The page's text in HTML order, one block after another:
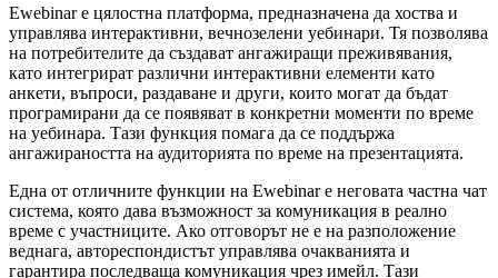
Ewebinar е цялостна платформа, предназначена да хоства и
управлява интерактивни, вечнозелени уебинари. Тя позволява
на потребителите да създават ангажиращи преживявания,
като интегрират различни интерактивни елементи като
анкети, въпроси, раздаване и други, които могат да бъдат
програмирани да се появяват в конкретни моменти по време
на уебинара. Тази функция помага да се поддържа
ангажираността на аудиторията по време на презентацията.
Една от отличните функции на Ewebinar е неговата частна чат
система, която дава възможност за комуникация в реално
време с участниците. Ако отговорът не е на разположение
веднага, автореспондистът управлява очакванията и
гарантира последваща комуникация чрез имейл. Тази